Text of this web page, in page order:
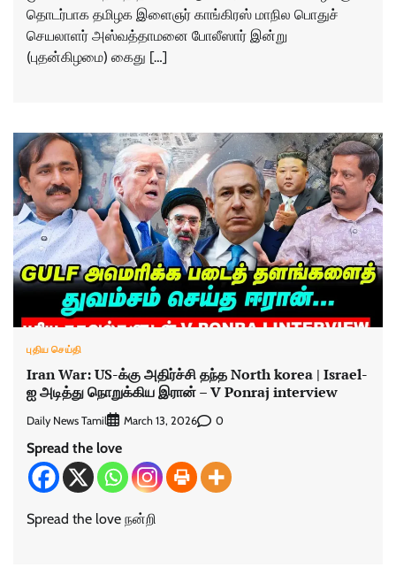
தொடர்பாக தமிழக இளைஞர் காங்கிரஸ் மாநில பொதுச்
செயலாளர் அஸ்வத்தாமனை போலீஸார் இன்று
(புதன்கிழமை) கைது […]
புதிய செய்தி
Iran War: US-க்கு அதிர்ச்சி தந்த North korea | Israel-
ஐ அடித்து நொறுக்கிய இரான் – V Ponraj interview
Daily News Tamil March 13, 2026 0
Spread the love
Spread the love நன்றி